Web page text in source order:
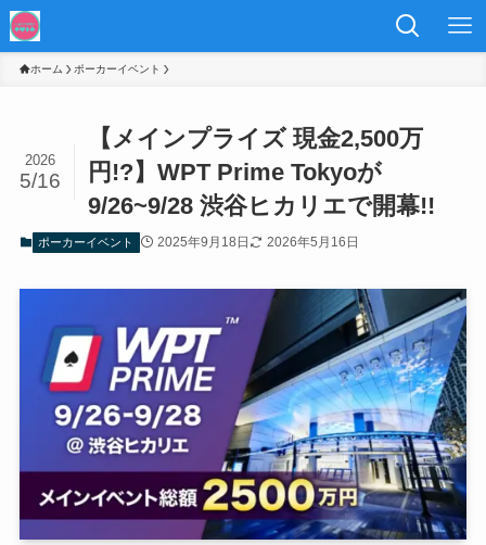
ホーム ポーカーイベント
【メインプライズ 現金2,500万
円!?】WPT Prime Tokyoが
9/26~9/28 渋谷ヒカリエで開幕!!
2026
5/16
ポーカーイベント 2025年9月18日 2026年5月16日